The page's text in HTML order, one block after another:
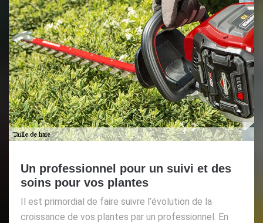
Un professionnel pour un suivi et des
soins pour vos plantes
Il est primordial de faire suivre l’évolution de la
croissance de vos plantes par un professionnel. En